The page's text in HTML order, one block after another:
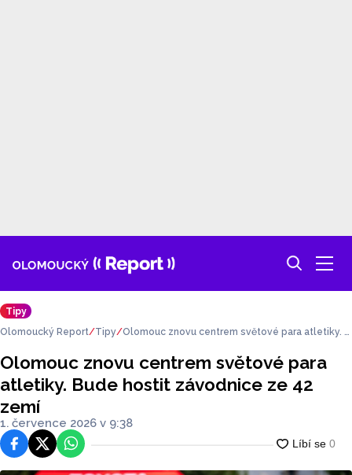
Tipy
Olomoucký Report
Tipy Olomouc znovu centrem světové para atletiky. B
Olomouc znovu centrem světové para
atletiky. Bude hostit závodnice ze 42
zemí
1. července 2026 v 9:38
FacebookPlatforma X
WhatsApp